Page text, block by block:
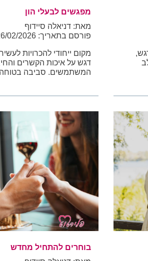
מפגשים לבעלי הון
מאת: דניאלה סיידוף
פורסם בתאריך: 26/02/2026 11:47:06
מקום ייחודי להכרויות
דגש על איכות הקשרים
המשתמשים. סביבה בטוחה
בוחרים להתחיל מחדש